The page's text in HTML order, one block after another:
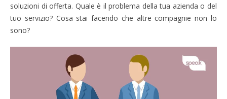
soluzioni di offerta. Quale è il problema della tua azienda o del
tuo servizio? Cosa stai facendo che altre compagnie non lo
sono?